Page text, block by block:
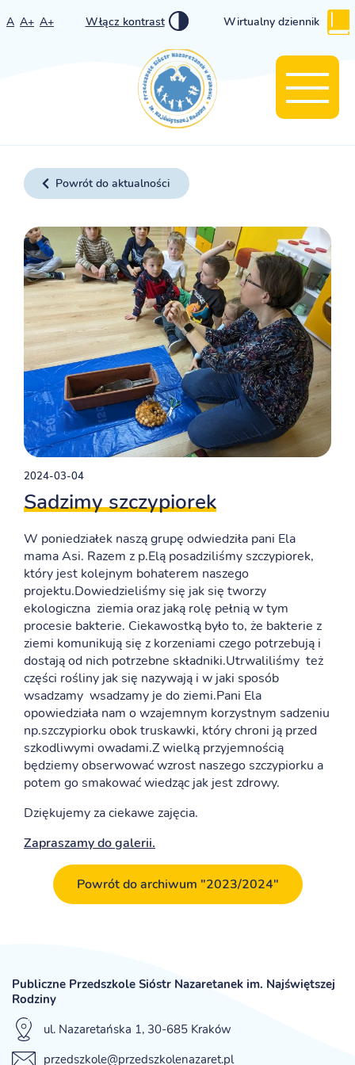
A A+ A+ Włącz kontrast Wirtualny dziennik
Powrót do aktualności
2024-03-04
Sadzimy szczypiorek
W poniedziałek naszą grupę odwiedziła pani Ela
mama Asi. Razem z p.Elą posadziliśmy szczypiorek,
który jest kolejnym bohaterem naszego
projektu.Dowiedzieliśmy się jak się tworzy
ekologiczna ziemia oraz jaką rolę pełnią w tym
procesie bakterie. Ciekawostką było to, że bakterie z
ziemi komunikują się z korzeniami czego potrzebują i
dostają od nich potrzebne składniki.Utrwaliliśmy też
części rośliny jak się nazywają i w jaki sposób
wsadzamy wsadzamy je do ziemi.Pani Ela
opowiedziała nam o wzajemnym korzystnym sadzeniu
np.szczypiorku obok truskawki, który chroni ją przed
szkodliwymi owadami.Z wielką przyjemnością
będziemy obserwować wzrost naszego szczypiorku a
potem go smakować wiedząc jak jest zdrowy.
Dziękujemy za ciekawe zajęcia.
Zapraszamy do galerii.
Powrót do archiwum "2023/2024"
Publiczne Przedszkole Sióstr Nazaretanek im. Najświętszej
Rodziny
ul. Nazaretańska 1, 30-685 Kraków
przedszkole@przedszkolenazaret.pl